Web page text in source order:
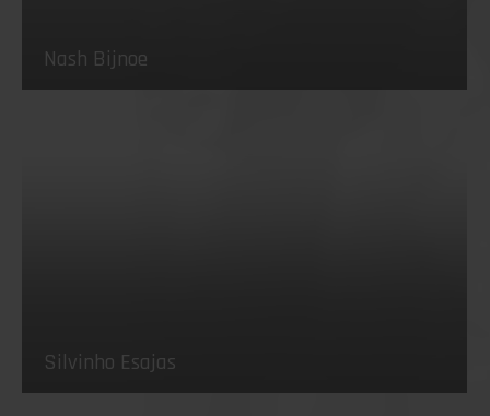
Nash Bijnoe
Silvinho Esajas